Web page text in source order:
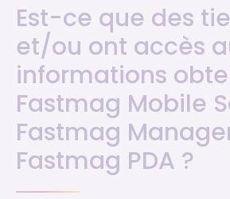
Est-ce que des
et/ou ont accès
informations
Fastmag Mobile
Fastmag
Fastmag PDA ?